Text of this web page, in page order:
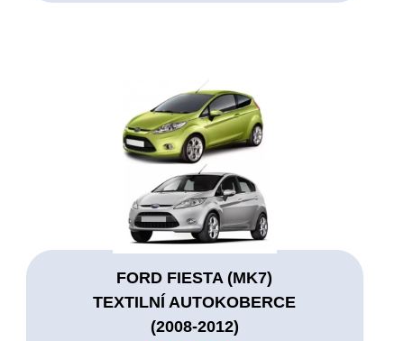
FORD FIESTA (MK7)
TEXTILNÍ AUTOKOBERCE
(2008-2012)